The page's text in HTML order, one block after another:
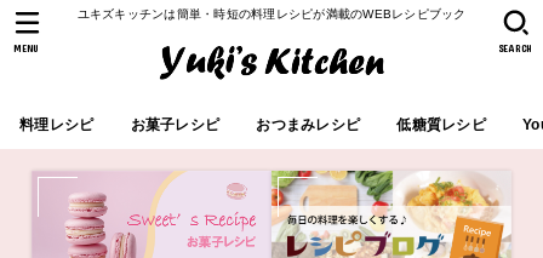
ユキズキッチンは簡単・時短の料理レシピが満載のWEBレシピブック
料理レシピ お菓子レシピ おつまみレシピ 低糖質レシピ
SEARCH
MENU